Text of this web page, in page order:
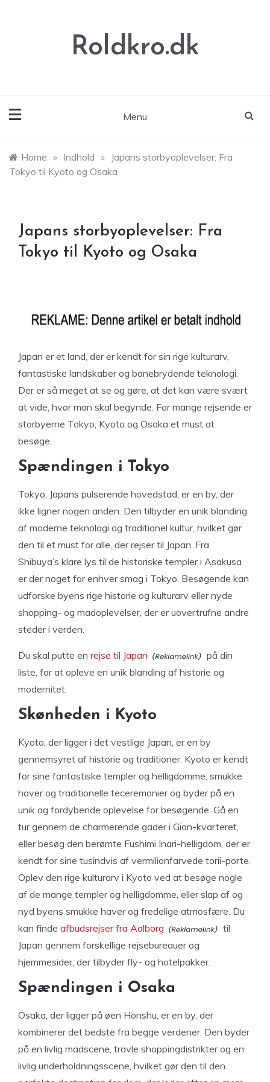
Roldkro.dk
Menu
Home » Indhold » Japans storbyoplevelser: Fra
Tokyo til Kyoto og Osaka
Japans storbyoplevelser: Fra
Tokyo til Kyoto og Osaka
Japan er et land, der er kendt for sin rige kulturarv,
fantastiske landskaber og banebrydende teknologi.
Der er så meget at se og gøre, at det kan være svært
at vide, hvor man skal begynde. For mange rejsende er
storbyerne Tokyo, Kyoto og Osaka et must at
besøge.
Spændingen i Tokyo
Tokyo, Japans pulserende hovedstad, er en by, der
ikke ligner nogen anden. Den tilbyder en unik blanding
af moderne teknologi og traditionel kultur, hvilket gør
den til et must for alle, der rejser til Japan. Fra
Shibuya’s klare lys til de historiske templer i Asakusa
er der noget for enhver smag i Tokyo. Besøgende kan
udforske byens rige historie og kulturarv eller nyde
shopping- og madoplevelser, der er uovertrufne andre
steder i verden.
Du skal putte en rejse til Japan
på din
liste, for at opleve en unik blanding af historie og
modernitet.
Skønheden i Kyoto
Kyoto, der ligger i det vestlige Japan, er en by
gennemsyret af historie og traditioner. Kyoto er kendt
for sine fantastiske templer og helligdomme, smukke
haver og traditionelle teceremonier og byder på en
unik og fordybende oplevelse for besøgende. Gå en
tur gennem de charmerende gader i Gion-kvarteret,
eller besøg den berømte Fushimi Inari-helligdom, der er
kendt for sine tusindvis af vermilionfarvede torii-porte.
Oplev den rige kulturarv i Kyoto ved at besøge nogle
af de mange templer og helligdomme, eller slap af og
nyd byens smukke haver og fredelige atmosfære. Du
kan finde afbudsrejser fra Aalborg
til
Japan gennem forskellige rejsebureauer og
hjemmesider, der tilbyder fly- og hotelpakker.
Spændingen i Osaka
Osaka, der ligger på øen Honshu, er en by, der
kombinerer det bedste fra begge verdener. Den byder
på en livlig madscene, travle shoppingdistrikter og en
livlig underholdningsscene, hvilket gør den til den